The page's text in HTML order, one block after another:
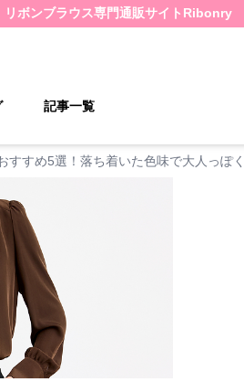
リボンブラウス専門通販サイト Ribonry
記事一覧
すすめ5選！落ち着いた色味で大人っぽ